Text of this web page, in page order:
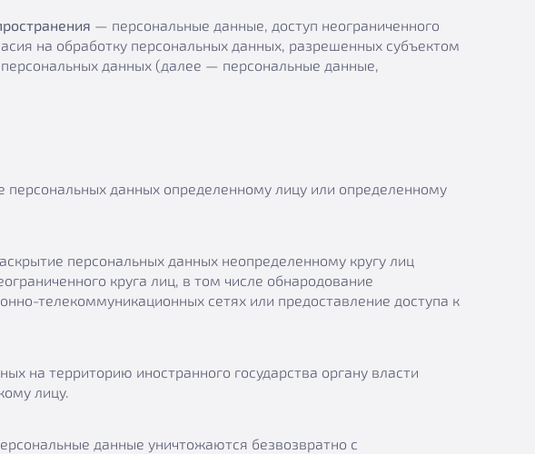
— персональные данные, доступ неограниченного
на обработку персональных данных, разрешенных субъектом
данных (далее — персональные данные,
данных определенному лицу или определенному
персональных данных неопределенному кругу лиц
круга лиц, в том числе обнародование
телекоммуникационных сетях или предоставление доступа к
на территорию иностранного государства органу власти
лицу.
данные уничтожаются безвозвратно с